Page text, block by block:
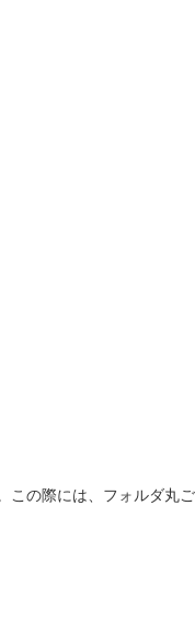
の際には、フォルダ丸